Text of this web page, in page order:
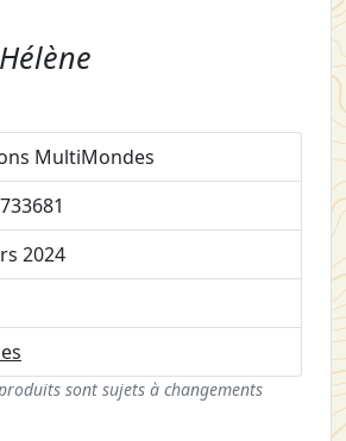
MultiMondes
2024
sont sujets à changements